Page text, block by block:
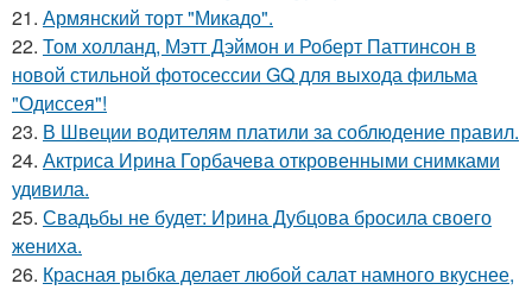
21. Армянский торт "Микадо".
22. Том холланд, Мэтт Дэймон и Роберт Паттинсон в
новой стильной фотосессии GQ для выхода фильма
"Одиссея"!
23. В Швеции водителям платили за соблюдение правил.
24. Актриса Ирина Горбачева откровенными снимками
удивила.
25. Свадьбы не будет: Ирина Дубцова бросила своего
жениха.
26. Красная рыбка делает любой салат намного вкуснее,